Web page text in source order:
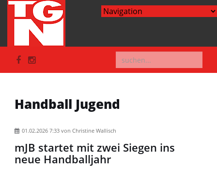
Handball Jugend
01.02.2026 7:33 von Christine Wallisch
mJB startet mit zwei Siegen ins
neue Handballjahr